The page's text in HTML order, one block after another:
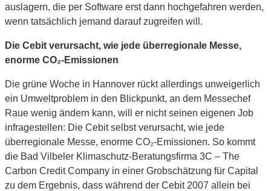
auslagern, die per Software erst dann hochgefahren werden,
wenn tatsächlich jemand darauf zugreifen will.
Die Cebit verursacht, wie jede überregionale Messe,
enorme CO₂-Emissionen
Die grüne Woche in Hannover rückt allerdings unweigerlich
ein Umweltproblem in den Blickpunkt, an dem Messechef
Raue wenig ändern kann, will er nicht seinen eigenen Job
infragestellen: Die Cebit selbst verursacht, wie jede
überregionale Messe, enorme CO₂-Emissionen. So kommt
die Bad Vilbeler Klimaschutz-Beratungsfirma 3C – The
Carbon Credit Company in einer Grobschätzung für Capital
zu dem Ergebnis, dass während der Cebit 2007 allein bei